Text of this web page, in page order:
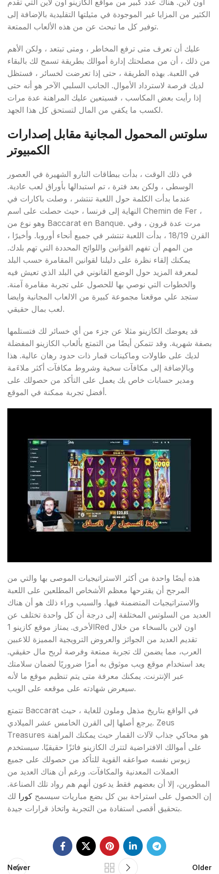
اون لاين. هناك عدد كبير من مواقع الكازينو اون لاين التي تقدم
الكثير من المزايا غير الموجودة في مثيلتها التقليدية بالإضافة إلى
توفير كل ما تبحث عن من هذه الألعاب الممتعة.
عليك أن تعرف متى ترفع المخاطر ، ومتى تبتعد ، ولكن الأهم
من ذلك ، أن من مصلحتك إدارة أموالك بطريقة تسمح لك بالبقاء
في اللعبة. بهذه الطريقة ، حتى إذا تعرضت لخسائر ، فستظل
لديك فرصة لاسترداد الأموال. الجانب السلبي الآخر هو أنه حتى
إذا رأيت بعض المكاسب ، فسيتعين عليك المراهنة عدة مرات
لكسب ما يكفي من المال لتستحق كل هذا الجهد.
سلوتس المحمول المجانية مقابل إصدارات
الكمبيوتر
في ذلك الوقت ، بدأت ببطاقات التارو الشهيرة في العصور
الوسطى ، ولكن بعد فترة ، تم استبدالها بأوراق لعب عادية.
عندما بدأت الكلمة حول اللعبة تنتشر ، وصلت باكارات في
النهاية إلى فرنسا ، حيث حصلت على اسم Chemin de Fer ،
وهو نوع من Baccarat en Banque. مرت عدة قرون ، وفي
القرن 18/19 ، بدأت اللعبة تنتشر في جميع أنحاء أوروبا. وأخيرًا ،
من المهم أن تفهم القوانين واللوائح المحددة التي تهم بلدك.
يمكنك إلقاء نظرة على دليلنا لقوانين المقامرة حسب البلد
لمعرفة المزيد حول الوضع القانوني في البلد الذي تعيش فيه
والخطوات التي نوصي بها للحصول على تجربة مقامرة آمنة.
ستجد علي موقعنا مجموعة كبيرة من الالعاب المجانية وايضا
لعب بمال حقيقي.
قد يعوضك الكازينو مثلا عن جزء من أي خسائر لك فتستلمها
بصفة شهرية. وقد تتمكن أيضًا من التمتع بألعاب الكازينو المفضلة
لديك على طاولات وماكينات قمار ذات حدود رهان عالية. هذا
وبالإضافة إلى مكافآت سخية وشروط مكافآت أكثر ملاءَمة
ومدير حسابات خاص بك يعمل على التأكد من حصولك على
أفضل تجربة ممكنة في الموقع.
هذه أيضًا واحدة من أكثر الاستراتيجيات الموصى بها والتي من
المرجح أن يقترحها معظم الأشخاص المطلعين على اللعبة
والاستراتيجيات المتضمنة فيها. والسبب وراء ذلك هو أن هناك
العديد من السلوتس المختلفة إلى درجة أن كل واحدة تختلف عن
الأخرى. يمتاز موقع كازينو 1Red اون لاين بالسخاء من خلال
تقديم العديد من الجوائز والعروض الترويجية المميزة للاعبين
العرب، مما يضمن لك تجربة ممتعة وفرصة لربح مال حقيقي.
يعد استخدام موقع ويب موثوق به أمرًا ضروريًا لضمان سلامتك
عبر الإنترنت. يمكنك معرفة متى يتم تنظيم موقع ما لأنه
سيعرض شهادته على موقعه على الويب.
تتمتع Baccarat في الواقع بتاريخ مذهل وملون للغاية ، حيث
يرجع أصلها إلى القرن الخامس عشر الميلادي. Zeus
Treasures هو محاكي جذاب لآلات القمار حيث يمكنك المراهنة
على أموالك الافتراضية لتترك الكازينو فائزًا حقيقيًا. سيستخدم
زيوس نفسه صواعقه القوية للتأكد من حصولك على جميع
العملات المعدنية والمكافآت. ورغم أن هناك العديد من
المطورين، إلا أن بعضهم فقط يدعون أنهم هم رواد تلك الصناعة.
إن الحصول على استراحة بين كل بضع مباريات سيسمح كورا لك
بتحقيق أقصى استفادة من التجربة واتخاذ قرارات جيدة.
Newer Older